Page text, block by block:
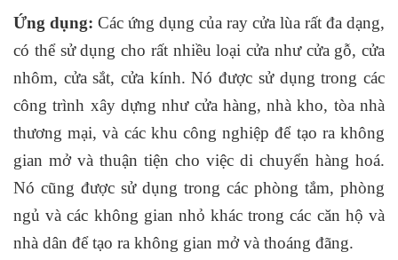
Ứng dụng: Các ứng dụng của ray cửa lùa rất đa dạng,
có thể sử dụng cho rất nhiều loại cửa như cửa gỗ, cửa
nhôm, cửa sắt, cửa kính. Nó được sử dụng trong các
công trình xây dựng như cửa hàng, nhà kho, tòa nhà
thương mại, và các khu công nghiệp để tạo ra không
gian mở và thuận tiện cho việc di chuyển hàng hoá.
Nó cũng được sử dụng trong các phòng tắm, phòng
ngủ và các không gian nhỏ khác trong các căn hộ và
nhà dân để tạo ra không gian mở và thoáng đãng.